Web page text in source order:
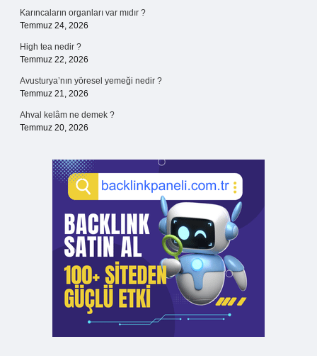
Karıncaların organları var mıdır ?
Temmuz 24, 2026
High tea nedir ?
Temmuz 22, 2026
Avusturya’nın yöresel yemeği nedir ?
Temmuz 21, 2026
Ahval kelâm ne demek ?
Temmuz 20, 2026